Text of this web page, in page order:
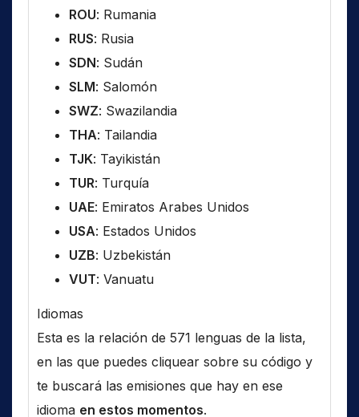
ROU: Rumania
RUS: Rusia
SDN: Sudán
SLM: Salomón
SWZ: Swazilandia
THA: Tailandia
TJK: Tayikistán
TUR: Turquía
UAE: Emiratos Arabes Unidos
USA: Estados Unidos
UZB: Uzbekistán
VUT: Vanuatu
Idiomas
Esta es la relación de 571 lenguas de la lista,
en las que puedes cliquear sobre su código y
te buscará las emisiones que hay en ese
idioma en estos momentos.